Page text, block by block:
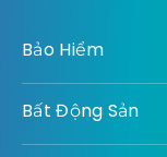
Bảo Hiểm
Bất Động Sản